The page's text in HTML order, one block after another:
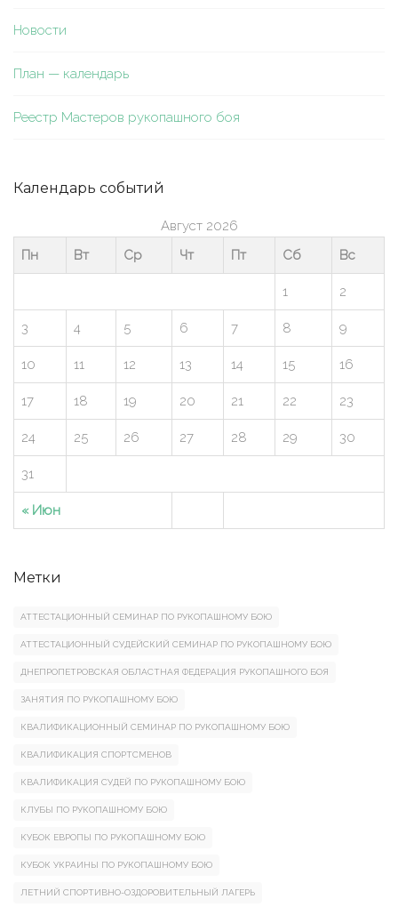
Новости
План — календарь
Реестр Мастеров рукопашного боя
Календарь событий
Август 2026
Пн
Вт Ср Чт Пт Сб Вс
« Июн
1 2
3 4 5 6 7 8 9
10 11 12 13 14 15 16
17 18 19 20 21 22 23
24 25 26 27 28 29 30
31
Метки
АТТЕСТАЦИОННЫЙ СЕМИНАР ПО РУКОПАШНОМУ БОЮ
АТТЕСТАЦИОННЫЙ СУДЕЙСКИЙ СЕМИНАР ПО РУКОПАШНОМУ БОЮ
ДНЕПРОПЕТРОВСКАЯ ОБЛАСТНАЯ ФЕДЕРАЦИЯ РУКОПАШНОГО БОЯ
ЗАНЯТИЯ ПО РУКОПАШНОМУ БОЮ
КВАЛИФИКАЦИОННЫЙ СЕМИНАР ПО РУКОПАШНОМУ БОЮ
КВАЛИФИКАЦИЯ СПОРТСМЕНОВ
КВАЛИФИКАЦИЯ СУДЕЙ ПО РУКОПАШНОМУ БОЮ
КЛУБЫ ПО РУКОПАШНОМУ БОЮ
КУБОК ЕВРОПЫ ПО РУКОПАШНОМУ БОЮ
КУБОК УКРАИНЫ ПО РУКОПАШНОМУ БОЮ
ЛЕТНИЙ СПОРТИВНО-ОЗДОРОВИТЕЛЬНЫЙ ЛАГЕРЬ